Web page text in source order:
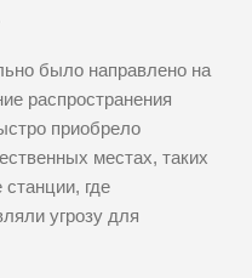
было направлено на
распространения
приобрело
местах, таких
где
угрозу для